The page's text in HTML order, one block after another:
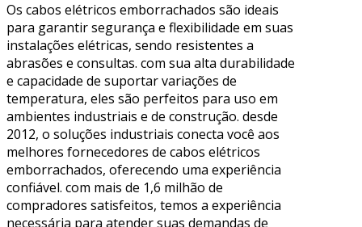
Os cabos elétricos emborrachados são ideais
para garantir segurança e flexibilidade em suas
instalações elétricas, sendo resistentes a
abrasões e consultas. com sua alta durabilidade
e capacidade de suportar variações de
temperatura, eles são perfeitos para uso em
ambientes industriais e de construção. desde
2012, o soluções industriais conecta você aos
melhores fornecedores de cabos elétricos
emborrachados, oferecendo uma experiência
confiável. com mais de 1,6 milhão de
compradores satisfeitos, temos a experiência
necessária para atender suas demandas de